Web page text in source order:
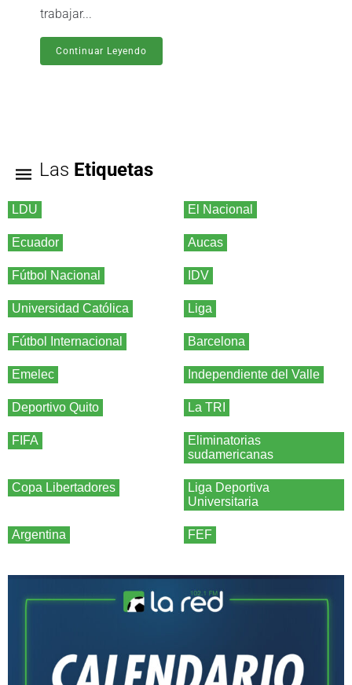
trabajar...
Continuar Leyendo
Las Etiquetas
LDU El Nacional
Ecuador Aucas
Fútbol Nacional IDV
Universidad Católica Liga
Fútbol Internacional Barcelona
Emelec Independiente del Valle
Deportivo Quito La TRI
FIFA
Eliminatorias
sudamericanas
Copa Libertadores
Liga Deportiva
Universitaria
Argentina FEF